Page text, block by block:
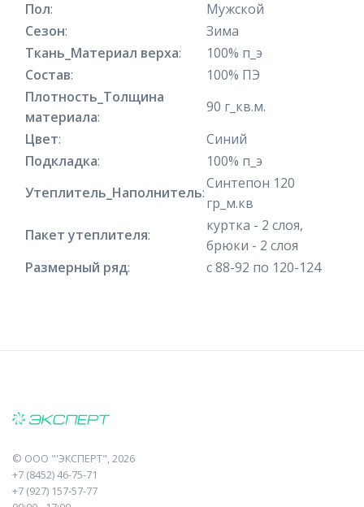
Пол:
Мужской
Сезон:
Зима
Ткань_Материал верха:
100% п_э
Состав:
100% ПЭ
Плотность_Толщина
материала:
90 г_кв.м.
Цвет:
Синий
Подкладка:
100% п_э
Утеплитель_Наполнитель:
Синтепон 120
гр_м.кв
Пакет утеплителя:
куртка - 2 слоя,
брюки - 2 слоя
Размерный ряд: с 88-92 по 120-124
© ООО "'ЭКСПЕРТ", 2026
+7 (8452) 46-75-71
+7 (927) 157-57-77